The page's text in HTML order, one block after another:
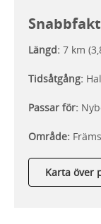
Längd: 7 km
Tidsåtgång:
Passar för:
Område:
Karta över